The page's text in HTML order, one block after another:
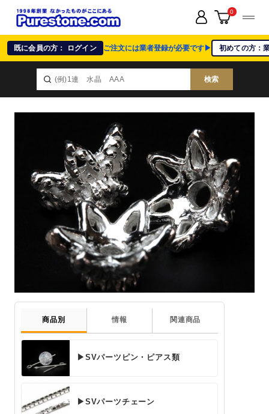
既に会員の方： ログイン ご注文には業者登録が必要です▶ 初めての方：
検索
0
商品別 情報 関連商品
▶SVパーツピン・ピアス類
▶SVパーツチェーン